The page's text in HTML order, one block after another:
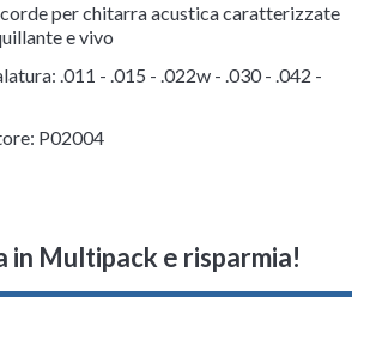
per chitarra acustica caratterizzate
e vivo
.011 - .015 - .022w - .030 - .042 -
P02004
in Multipack e risparmia!